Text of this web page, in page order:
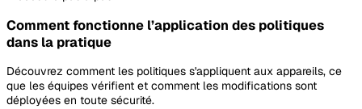
Comment fonctionne l’application des politiques
dans la pratique
Découvrez comment les politiques s'appliquent aux appareils, ce
que les équipes vérifient et comment les modifications sont
déployées en toute sécurité.